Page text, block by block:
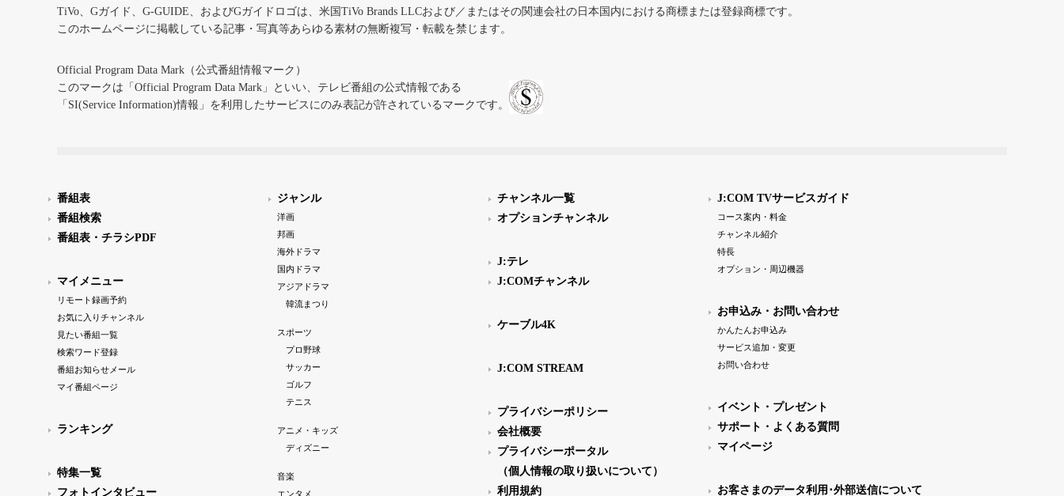
TiVo、Gガイド、G-GUIDE、およびGガイドロゴは、米国TiVo Brands LLCおよび／またはその関連会社の日本国内における商標または登録商標です。
このホームページに掲載している記事・写真等あらゆる素材の無断複写・転載を禁じます。
Official Program Data Mark（公式番組情報マーク）
このマークは「Official Program Data Mark」といい、テレビ番組の公式情報である
「SI(Service Information)情報」を利用したサービスにのみ表記が許されているマークです。
番組表
番組検索
番組表・チラシPDF
マイメニュー
リモート録画予約
お気に入りチャンネル
見たい番組一覧
検索ワード登録
番組お知らせメール
マイ番組ページ
ランキング
特集一覧
フォトインタビュー
ジャンル
洋画
邦画
海外ドラマ
国内ドラマ
アジアドラマ
韓流まつり
スポーツ
プロ野球
サッカー
ゴルフ
テニス
アニメ・キッズ
ディズニー
音楽
エンタメ
チャンネル一覧
オプションチャンネル
J:テレ
J:COMチャンネル
ケーブル4K
J:COM STREAM
プライバシーポリシー
会社概要
プライバシーポータル
（個人情報の取り扱いについて）
利用規約
J:COM TVサービスガイド
コース案内・料金
チャンネル紹介
特長
オプション・周辺機器
お申込み・お問い合わせ
かんたんお申込み
サービス追加・変更
お問い合わせ
イベント・プレゼント
サポート・よくある質問
マイページ
お客さまのデータ利用･外部送信について